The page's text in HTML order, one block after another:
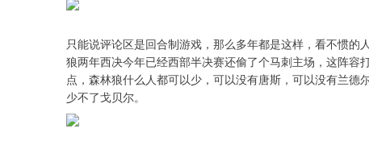
只能说评论区是回合制游戏，那么多年都是这样，看不惯
狼两年西决今年已经西部半决赛还偷了个马刺主场，这阵
点，森林狼什么人都可以少，可以没有唐斯，可以没有兰
少不了戈贝尔。